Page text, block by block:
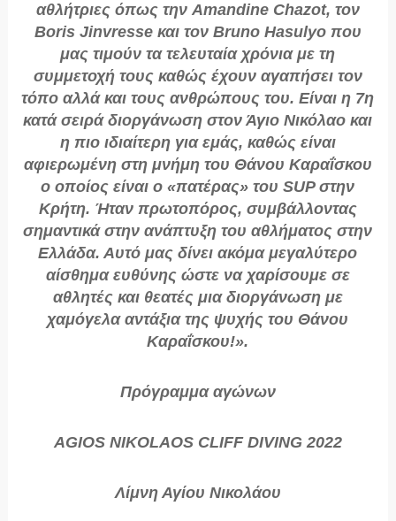
αθλήτριες όπως την Amandine Chazot, τον
Boris Jinvresse και τον Bruno Hasulyo που
μας τιμούν τα τελευταία χρόνια με τη
συμμετοχή τους καθώς έχουν αγαπήσει τον
τόπο αλλά και τους ανθρώπους του. Είναι η 7η
κατά σειρά διοργάνωση στον Άγιο Νικόλαο και
η πιο ιδιαίτερη για εμάς, καθώς είναι
αφιερωμένη στη μνήμη του Θάνου Καραΐσκου
ο οποίος είναι ο «πατέρας» του SUP στην
Κρήτη. Ήταν πρωτοπόρος, συμβάλλοντας
σημαντικά στην ανάπτυξη του αθλήματος στην
Ελλάδα. Αυτό μας δίνει ακόμα μεγαλύτερο
αίσθημα ευθύνης ώστε να χαρίσουμε σε
αθλητές και θεατές μια διοργάνωση με
χαμόγελα αντάξια της ψυχής του Θάνου
Καραΐσκου!».
Πρόγραμμα αγώνων
AGIOS NIKOLAOS CLIFF DIVING 2022
Λίμνη Αγίου Νικολάου